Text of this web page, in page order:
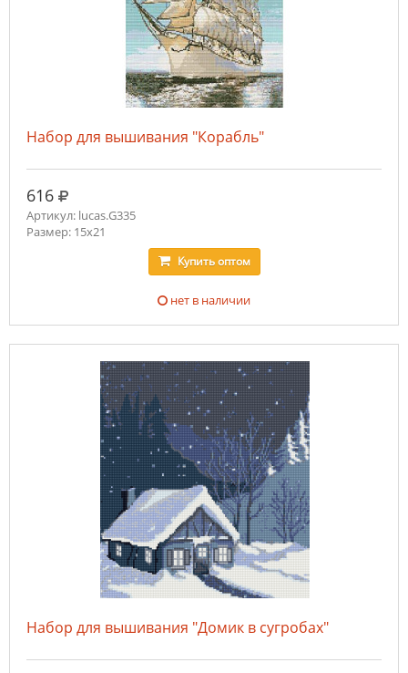
Набор для вышивания "Корабль"
616 руб.
Артикул: lucas.G335
Размер: 15x21
Купитьоптом
нет в наличии
Набор для вышивания "Домик в сугробах"